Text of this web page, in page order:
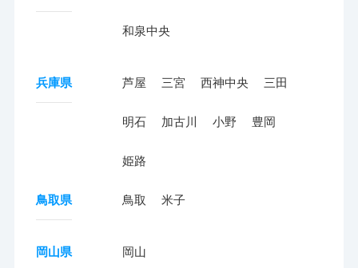
和泉中央
兵庫県 芦屋 三宮 西神中央 三田
明石 加古川 小野 豊岡
姫路
鳥取県 鳥取 米子
岡山県 岡山